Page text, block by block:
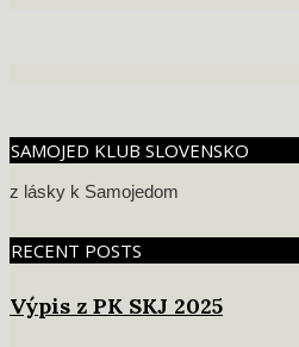
SAMOJED KLUB SLOVENSKO
z lásky k Samojedom
RECENT POSTS
Výpis z PK SKJ 2025